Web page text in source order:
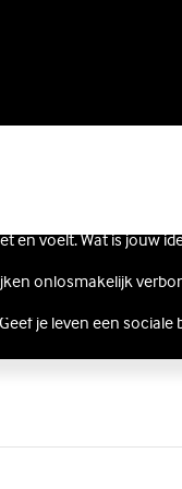
en voelt. Wat is jouw
onlosmakelijk
je leven een